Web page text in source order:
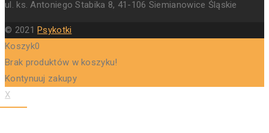
ul. ks. Antoniego Stabika 8, 41-106 Siemianowice Śląskie
© 2021Psykotki
Koszyk0
Brak produktów w koszyku!
Kontynuuj zakupy
X